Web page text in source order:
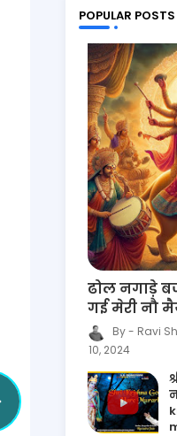
POPULAR POSTS
ढोल नगाड़े
गई मेरी नौ
Ravi
10, 2024